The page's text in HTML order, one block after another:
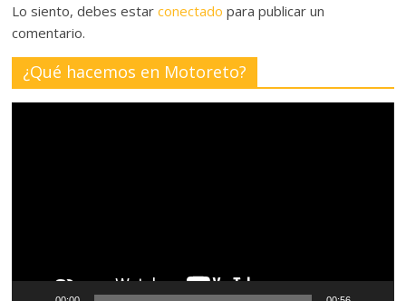
Lo siento, debes estarconectado para publicar un
comentario.
¿Qué hacemos en Motoreto?